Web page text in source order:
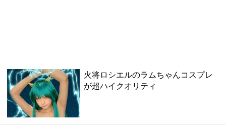
火将ロシエルのラムちゃんコスプレ
が超ハイクオリティ